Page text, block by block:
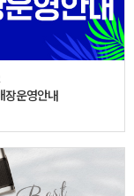
장운영안내